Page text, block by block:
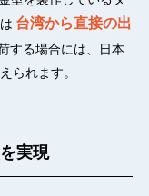
台湾から直接の出
する場合には、日本
られます。
実現